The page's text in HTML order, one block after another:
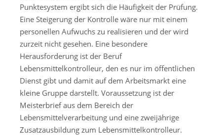
Punktesystem ergibt sich die Häufigkeit der Prüfung.
Eine Steigerung der Kontrolle wäre nur mit einem
personellen Aufwuchs zu realisieren und der wird
zurzeit nicht gesehen. Eine besondere
Herausforderung ist der Beruf
Lebensmittelkontrolleur, den es nur im öffentlichen
Dienst gibt und damit auf dem Arbeitsmarkt eine
kleine Gruppe darstellt. Voraussetzung ist der
Meisterbrief aus dem Bereich der
Lebensmittelverarbeitung und eine zweijährige
Zusatzausbildung zum Lebensmittelkontrolleur.